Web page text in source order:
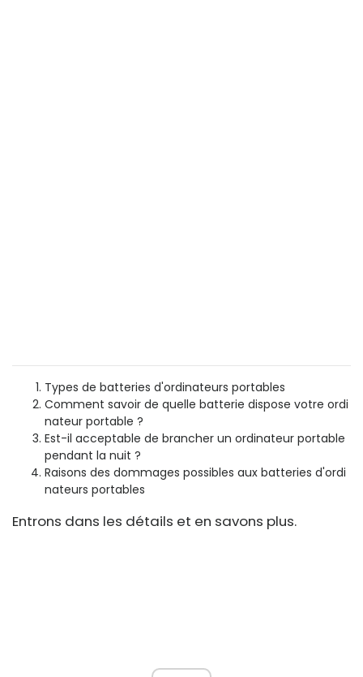
Types de batteries d'ordinateurs portables
Comment savoir de quelle batterie dispose votre ordi
nateur portable ?
Est-il acceptable de brancher un ordinateur portable
pendant la nuit ?
Raisons des dommages possibles aux batteries d'ordi
nateurs portables
Entrons dans les détails et en savons plus.